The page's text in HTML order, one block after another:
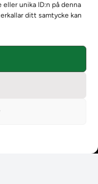
unika ID:n på denna
ditt samtycke kan